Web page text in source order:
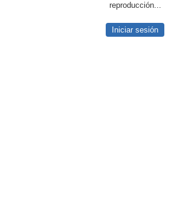
reproducción...
Iniciar sesión